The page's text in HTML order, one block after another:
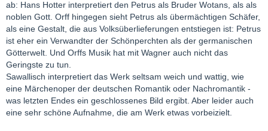
ab: Hans Hotter interpretiert den Petrus als Bruder Wotans, als als
noblen Gott. Orff hingegen sieht Petrus als übermächtigen Schäfer,
als eine Gestalt, die aus Volksüberlieferungen entstiegen ist: Petrus
ist eher ein Verwandter der Schönperchten als der germanischen
Götterwelt. Und Orffs Musik hat mit Wagner auch nicht das
Geringste zu tun.
Sawallisch interpretiert das Werk seltsam weich und wattig, wie
eine Märchenoper der deutschen Romantik oder Nachromantik -
was letzten Endes ein geschlossenes Bild ergibt. Aber leider auch
eine sehr schöne Aufnahme, die am Werk etwas vorbeizielt.